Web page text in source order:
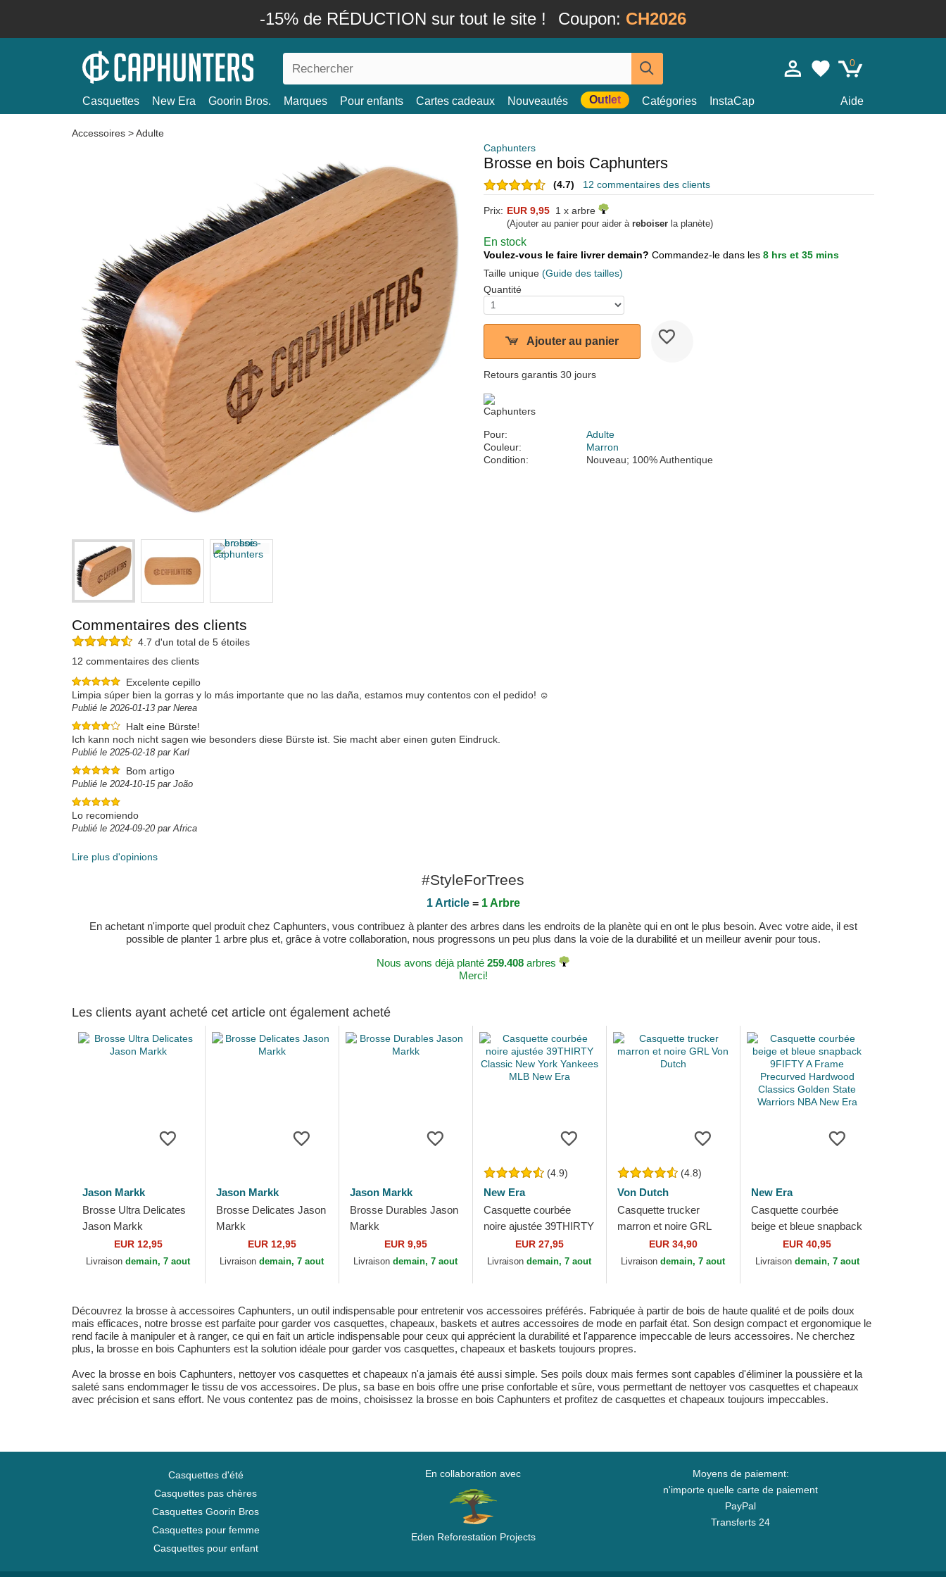
-15% de RÉDUCTION sur tout le site ! Coupon: CH2026
0
Casquettes New Era Goorin Bros. Marques Pour enfants Cartes cadeaux Nouveautés Outlet Catégories InstaCap Aide
Accessoires >Adulte
Caphunters
Brosse en bois Caphunters
(4.7) 12 commentaires des clients
Prix: EUR 9,95 1 x arbre
(Ajouter au panier pour aider à reboiser la planète)
En stock
Voulez-vous le faire livrer demain? Commandez-le dans les 8 hrs et 35 mins
Taille unique (Guide des tailles)
Quantité
Ajouter au panier
Retours garantis 30 jours
Pour:
Adulte
Couleur:
Marron
Condition:
Nouveau; 100% Authentique
Commentaires des clients
4.7 d'un total de 5 étoiles
12 commentaires des clients
Excelente cepillo
Limpia súper bien la gorras y lo más importante que no las daña, estamos muy contentos con el pedido! ☺️
Publié le 2026-01-13 par Nerea
Halt eine Bürste!
Ich kann noch nicht sagen wie besonders diese Bürste ist. Sie macht aber einen guten Eindruck.
Publié le 2025-02-18 par Karl
Bom artigo
Publié le 2024-10-15 par João
Lo recomiendo
Publié le 2024-09-20 par Africa
Lire plus d'opinions
#StyleForTrees
1 Article= 1 Arbre
En achetant n'importe quel produit chez Caphunters, vous contribuez à planter des arbres dans les endroits de la planète qui en ont le plus besoin. Avec votre aide, il est
possible de planter 1 arbre plus et, grâce à votre collaboration, nous progressons un peu plus dans la voie de la durabilité et un meilleur avenir pour tous.
Nous avons déjà planté 259.408 arbres
Merci!
Les clients ayant acheté cet article ont également acheté
Jason Markk
Brosse Ultra Delicates
Jason Markk
EUR 12,95
Livraisondemain, 7 aout
Jason Markk
Brosse Delicates Jason
Markk
EUR 12,95
Livraisondemain, 7 aout
Jason Markk
Brosse Durables Jason
Markk
EUR 9,95
Livraisondemain, 7 aout
(4.9)
New Era
Casquette courbée
noire ajustée 39THIRTY
Classic New York
Yankees MLB New Era
EUR 27,95
Livraisondemain, 7 aout
(4.8)
Von Dutch
Casquette trucker
marron et noire GRL
Von DutchEUR 34,90
Livraisondemain, 7 aout
New Era
Casquette courbée
beige et bleue snapback
9FIFTY A Frame
Precurved Hardwood
EUR 40,95
Livraison demain, 7 aout
Découvrez la brosse à accessoires Caphunters, un outil indispensable pour entretenir vos accessoires préférés. Fabriquée à partir de bois de haute qualité et de poils doux
mais efficaces, notre brosse est parfaite pour garder vos casquettes, chapeaux, baskets et autres accessoires de mode en parfait état. Son design compact et ergonomique le
rend facile à manipuler et à ranger, ce qui en fait un article indispensable pour ceux qui apprécient la durabilité et l'apparence impeccable de leurs accessoires. Ne cherchez
plus, la brosse en bois Caphunters est la solution idéale pour garder vos casquettes, chapeaux et baskets toujours propres.
Avec la brosse en bois Caphunters, nettoyer vos casquettes et chapeaux n'a jamais été aussi simple. Ses poils doux mais fermes sont capables d'éliminer la poussière et la
saleté sans endommager le tissu de vos accessoires. De plus, sa base en bois offre une prise confortable et sûre, vous permettant de nettoyer vos casquettes et chapeaux
avec précision et sans effort. Ne vous contentez pas de moins, choisissez la brosse en bois Caphunters et profitez de casquettes et chapeaux toujours impeccables.
Casquettes d'été
Casquettes pas chères
Casquettes Goorin Bros
Casquettes pour femme
Casquettes pour enfant
En collaboration avec
Eden Reforestation Projects
Moyens de paiement:
n'importe quelle carte de paiement
PayPal
Transferts 24